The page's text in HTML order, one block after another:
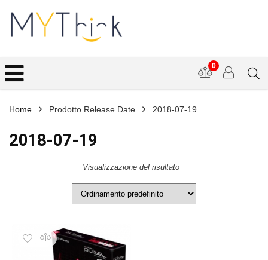
0
Home Prodotto Release Date 2018-07-19
2018-07-19
Visualizzazione del risultato